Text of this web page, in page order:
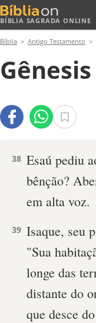
BÍBLIA SAGRADA ONLINE
Bíblia Antigo Testamento
38 Esaú pediu
bênção?
em alta voz.
39 Isaque, seu
"Sua
longe das
distante do
que desce